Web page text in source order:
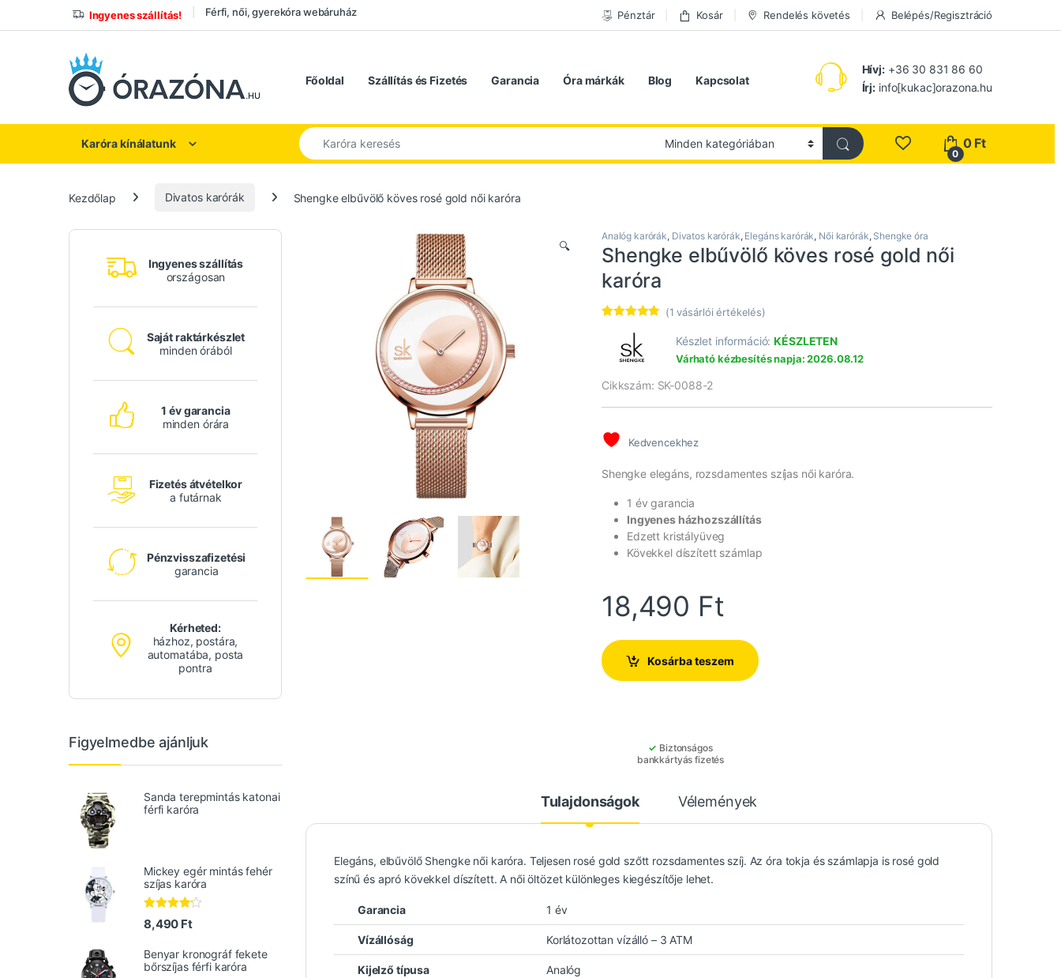
Ugrás a navigációhoz
Ugrás a tartalomhozIngyenes szállítás! Férfi, női, gyerekóra webáruház Pénztár Kosár Rendelés követés Belépés/Regisztráció
Főoldal Szállítás és Fizetés Garancia Óra márkák Blog Kapcsolat
Hívj:+36 30 831 86 60
Írj: info[kukac]orazona.hu
Karóra kínálatunk
Keresés a következőre:
0
0 Ft
Kezdőlap Divatos karórák Shengke elbűvölő köves rosé gold női karóra
🔍
Analóg karórák, Divatos karórák, Elegáns karórák, Női karórák, Shengke óra
Shengke elbűvölő köves rosé gold női
karóra
értékelés
(1 vásárlói értékelés)
Készlet információ:KÉSZLETEN
Várható kézbesítés napja: 2026.08.12
Cikkszám: SK-0088-2
Kedvencekhez
Shengke elegáns, rozsdamentes szíjas női karóra.
1 év garancia
Ingyenes házhozszállítás
Edzett kristályüveg
Kövekkel díszített számlap
18,490 Ft
Kosárba teszem
✓ Biztonságos
bankkártyás fizetés
Tulajdonságok Vélemények
Elegáns, elbűvölő Shengke női karóra. Teljesen rosé gold szőtt rozsdamentes szíj. Az óra tokja és számlapja is rosé gold
színű és apró kövekkel díszített. A női öltözet különleges kiegészítője lehet.
Garancia 1 év
Vízállóság Korlátozottan vízálló – 3 ATM
Kijelző típusa Analóg
Ingyenes szállítás
országosan
Saját raktárkészlet
minden órából
1 év garancia
minden órára
Fizetés átvételkor
a futárnak
Pénzvisszafizetési
garancia
Kérheted:
házhoz, postára,
automatába, posta
pontra
Figyelmedbe ajánljuk
Sanda terepmintás katonai
férfi karóra
Mickey egér mintás fehér
szíjas karóra
Értékelés
:4.00/ 5
8,490 Ft
Benyar kronográf fekete
bőrszíjas férfi karóra